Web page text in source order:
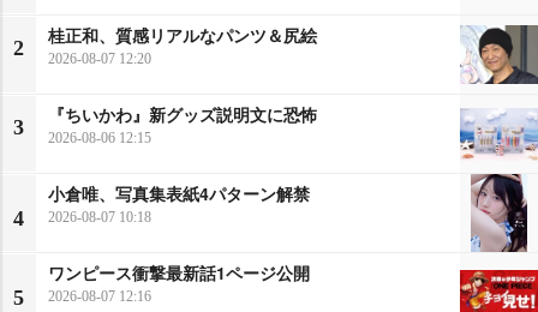
2
桂正和、質感リアルなパンツ＆尻絵
2026-08-07 12:20
3
『ちいかわ』新グッズ説明文に恐怖
2026-08-06 12:15
4
小倉唯、写真集表紙4パターン解禁
2026-08-07 10:18
5
ワンピース衝撃最新話1ページ公開
2026-08-07 12:16